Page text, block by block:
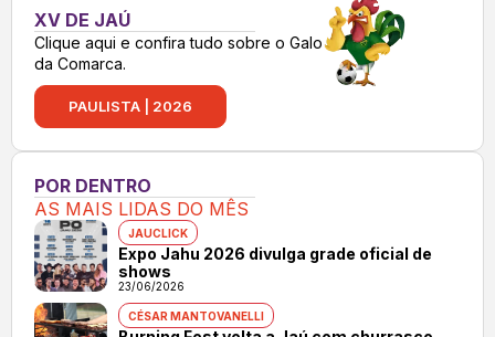
XV DE JAÚ
Clique aqui e confira tudo sobre o Galo
da Comarca.
PAULISTA | 2026
POR DENTRO
AS MAIS LIDAS DO MÊS
JAUCLICK
Expo Jahu 2026 divulga grade oficial de
shows
23/06/2026
CÉSAR MANTOVANELLI